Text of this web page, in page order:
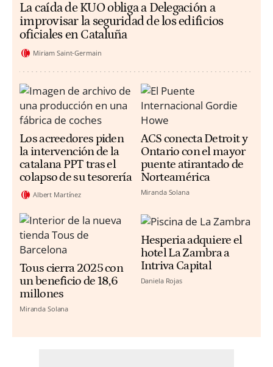
La caída de KUO obliga a Delegación a
improvisar la seguridad de los edificios
oficiales en Cataluña
Miriam Saint-Germain
Los acreedores piden
la intervención de la
catalana PPT tras el
colapso de su tesorería
Albert Martínez
ACS conecta Detroit y
Ontario con el mayor
puente atirantado de
Norteamérica
Miranda Solana
Tous cierra 2025 con
un beneficio de 18,6
millones
Miranda Solana
Hesperia adquiere el
hotel La Zambra a
Intriva Capital
Daniela Rojas